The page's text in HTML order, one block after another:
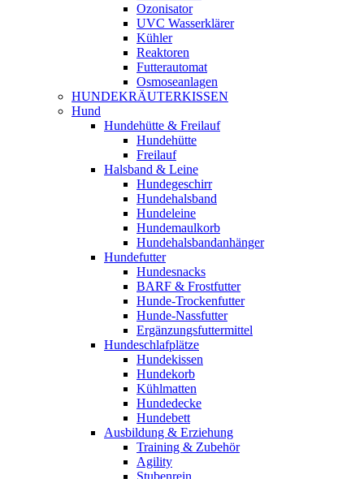
Ozonisator
UVC Wasserklärer
Kühler
Reaktoren
Futterautomat
Osmoseanlagen
HUNDEKRÄUTERKISSEN
Hund
Hundehütte & Freilauf
Hundehütte
Freilauf
Halsband & Leine
Hundegeschirr
Hundehalsband
Hundeleine
Hundemaulkorb
Hundehalsbandanhänger
Hundefutter
Hundesnacks
BARF & Frostfutter
Hunde-Trockenfutter
Hunde-Nassfutter
Ergänzungsfuttermittel
Hundeschlafplätze
Hundekissen
Hundekorb
Kühlmatten
Hundedecke
Hundebett
Ausbildung & Erziehung
Training & Zubehör
Agility
Stubenrein